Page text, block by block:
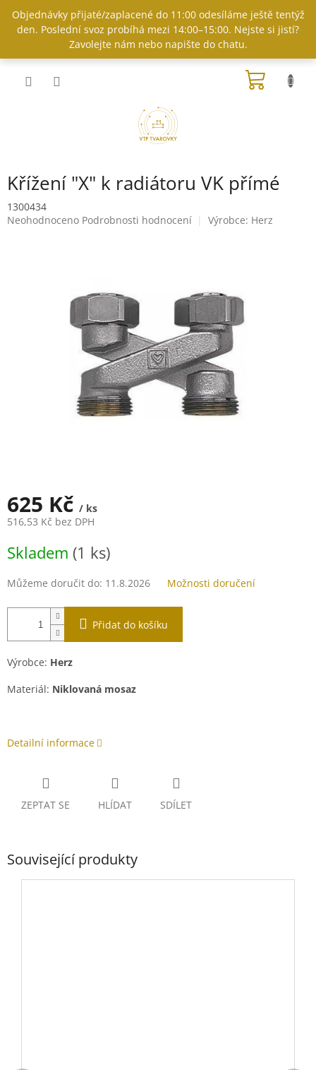
obsah
Objednávky přijaté/zaplacené do 11:00 odesíláme ještě tentýž
den. Poslední svoz probíhá mezi 14:00–15:00. Nejste si jistí?
Zavolejte nám nebo napište do chatu.
Křížení "X" k radiátoru VK přímé
1300434
Průměrné
Neohodnoceno Podrobnosti hodnocení Výrobce: Herz
625 Kč / ks
516,53 Kč bez DPH
cena:
Skladem (1 ks)
Můžeme doručit do: 11.8.2026 Možnosti doručení
Přidat do košíku
Výrobce: Herz
Materiál: Niklovaná mosaz
Detailní informace
ZEPTAT SE HLÍDAT SDÍLET
Související produkty